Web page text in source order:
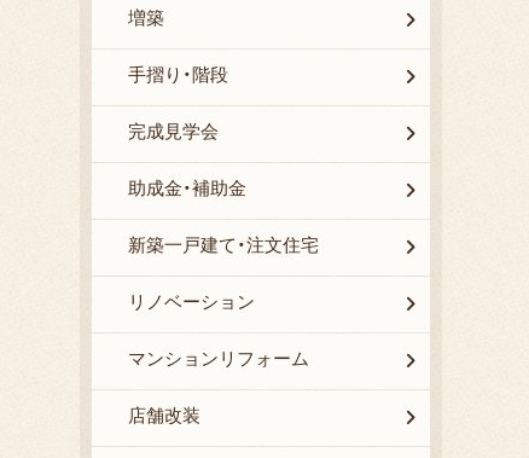
増築
手摺り・階段
完成見学会
助成金・補助金
新築一戸建て・注文住宅
リノベーション
マンションリフォーム
店舗改装